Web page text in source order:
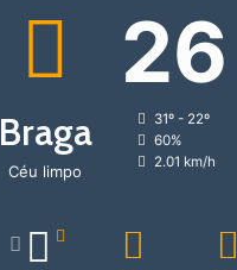
Braga
Céu limpo
26
31º - 22º
60%
2.01 km/h